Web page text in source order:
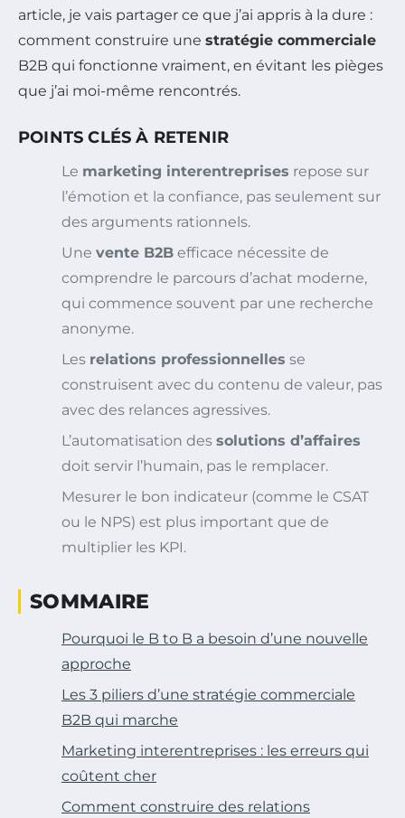
article, je vais partager ce que j’ai appris à la dure :
comment construire une stratégie commerciale
B2B qui fonctionne vraiment, en évitant les pièges
que j’ai moi-même rencontrés.
POINTS CLÉS À RETENIR
Le marketing interentreprises repose sur
l’émotion et la confiance, pas seulement sur
des arguments rationnels.
Une vente B2B efficace nécessite de
comprendre le parcours d’achat moderne,
qui commence souvent par une recherche
anonyme.
Les relations professionnelles se
construisent avec du contenu de valeur, pas
avec des relances agressives.
L’automatisation des solutions d’affaires
doit servir l’humain, pas le remplacer.
Mesurer le bon indicateur (comme le CSAT
ou le NPS) est plus important que de
multiplier les KPI.
SOMMAIRE
Pourquoi le B to B a besoin d’une nouvelle
approche
Les 3 piliers d’une stratégie commerciale
B2B qui marche
Marketing interentreprises : les erreurs qui
coûtent cher
Comment construire des relations